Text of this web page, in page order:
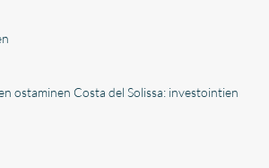
ostaminen Costa del Solissa: investointien